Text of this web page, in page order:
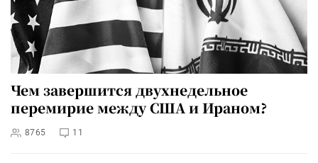
Чем завершится двухнедельное
перемирие между США и Ираном?
8765 11